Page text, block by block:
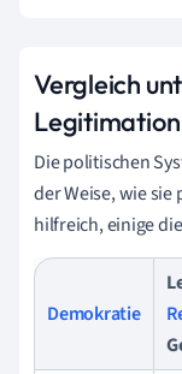
Vergleich
Legitimation
Die politischen
der Weise, wie
hilfreich, einige
Demokratie